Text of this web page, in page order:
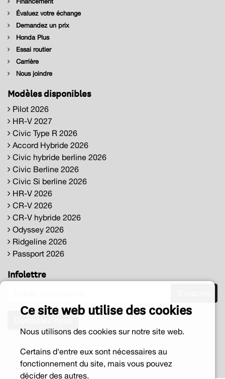
Évaluez votre échange
Demandez un prix
Honda Plus
Essai routier
Carrière
Nous joindre
Modèles disponibles
Pilot 2026
HR-V 2027
Civic Type R 2026
Accord Hybride 2026
Civic hybride berline 2026
Civic Berline 2026
Civic Si berline 2026
HR-V 2026
CR-V 2026
CR-V hybride 2026
Odyssey 2026
Ridgeline 2026
Passport 2026
Infolettre
Ce site web utilise des cookies
Nous utilisons des cookies sur notre site web.
Certains d'entre eux sont nécessaires au
fonctionnement du site, mais vous pouvez
décider des autres.